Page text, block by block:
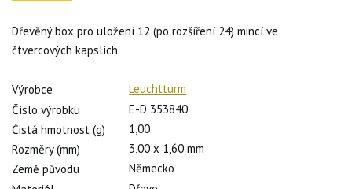
Dřevěný box pro uložení 12 (po rozšíření 24) mincí ve
čtvercových kapslích.
Výrobce
Leuchtturm
Číslo výrobku
E-D 353840
Čistá hmotnost (g)
1,00
Rozměry (mm)
3,00 x 1,60 mm
Země původu
Německo